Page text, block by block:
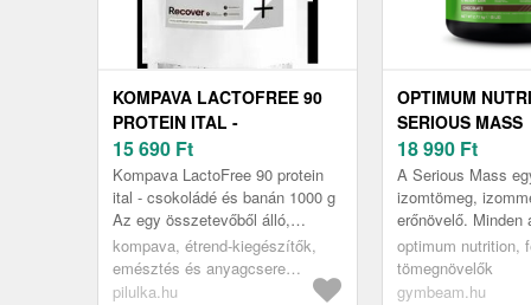
KOMPAVA LACTOFREE 90
PROTEIN ITAL -
CSOKOLÁDÉ ÉS BANÁN
1000 G
15 690 Ft
Kompava LactoFree 90 protein
ital - csokoládé és banán 1000 g
Az egy összetevőből álló,
laktózmentes fehérjeital 90%
fehérjét tartalmaz, amely 97%-...
kompava, étrend-kiegészítők,
emésztés és anyagcsere
támogatása, pre- és
pilulka.hu
OPTIMUM
SERIOUS MASS
18 990 Ft
A Serious Mass
izomtömeg,
erőnövelő. Minden
Mass 1260
komplex
minős...
optimum nutrition,
tömegnövelők
gymbeam.hu